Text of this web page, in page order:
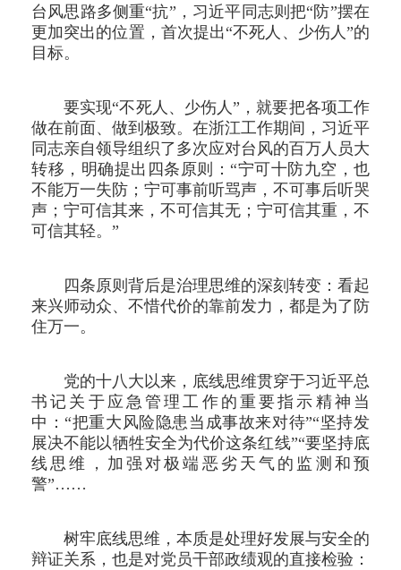
台风思路多侧重“抗”，习近平同志则把“防”摆在
更加突出的位置，首次提出“不死人、少伤人”的
目标。
要实现“不死人、少伤人”，就要把各项工作
做在前面、做到极致。在浙江工作期间，习近平
同志亲自领导组织了多次应对台风的百万人员大
转移，明确提出四条原则：“宁可十防九空，也
不能万一失防；宁可事前听骂声，不可事后听哭
声；宁可信其来，不可信其无；宁可信其重，不
可信其轻。”
四条原则背后是治理思维的深刻转变：看起
来兴师动众、不惜代价的靠前发力，都是为了防
住万一。
党的十八大以来，底线思维贯穿于习近平总
书记关于应急管理工作的重要指示精神当
中：“把重大风险隐患当成事故来对待”“坚持发
展决不能以牺牲安全为代价这条红线”“要坚持底
线思维，加强对极端恶劣天气的监测和预
警”……
树牢底线思维，本质是处理好发展与安全的
辩证关系，也是对党员干部政绩观的直接检验：